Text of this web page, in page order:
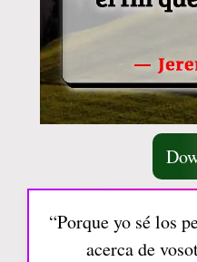
“Porque yo sé los
acerca de